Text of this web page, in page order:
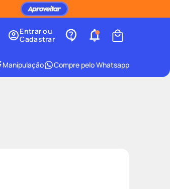
Entrar ou
Cadastrar
Manipulação Compre pelo Whatsapp